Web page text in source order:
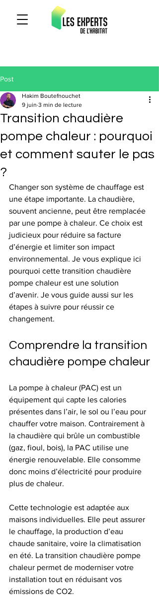
Post
Transition chaudière
pompe chaleur : pourquoi
et comment sauter le pas
?
Hakim Boutefnouchet
9 juin 3 min de lecture
Changer son système de chauffage est
une étape importante. La chaudière,
souvent ancienne, peut être remplacée
par une pompe à chaleur. Ce choix est
judicieux pour réduire sa facture
d’énergie et limiter son impact
environnemental. Je vous explique ici
pourquoi cette transition chaudière
pompe chaleur est une solution
d’avenir. Je vous guide aussi sur les
étapes à suivre pour réussir ce
changement.
Comprendre la transition
chaudière pompe chaleur
La pompe à chaleur (PAC) est un
équipement qui capte les calories
présentes dans l’air, le sol ou l’eau pour
chauffer votre maison. Contrairement à
la chaudière qui brûle un combustible
(gaz, fioul, bois), la PAC utilise une
énergie renouvelable. Elle consomme
donc moins d’électricité pour produire
plus de chaleur.
Cette technologie est adaptée aux
maisons individuelles. Elle peut assurer
le chauffage, la production d’eau
chaude sanitaire, voire la climatisation
en été. La transition chaudière pompe
chaleur permet de moderniser votre
installation tout en réduisant vos
émissions de CO2.